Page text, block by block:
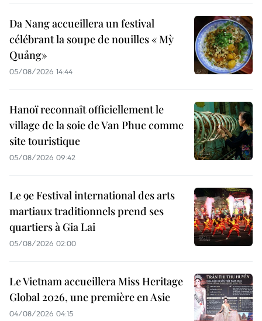
Da Nang accueillera un festival
célébrant la soupe de nouilles « Mỳ
Quảng»
05/08/2026 14:44
Hanoï reconnaît officiellement le
village de la soie de Van Phuc comme
site touristique
05/08/2026 09:42
Le 9e Festival international des arts
martiaux traditionnels prend ses
quartiers à Gia Lai
05/08/2026 02:00
Le Vietnam accueillera Miss Heritage
Global 2026, une première en Asie
04/08/2026 04:15